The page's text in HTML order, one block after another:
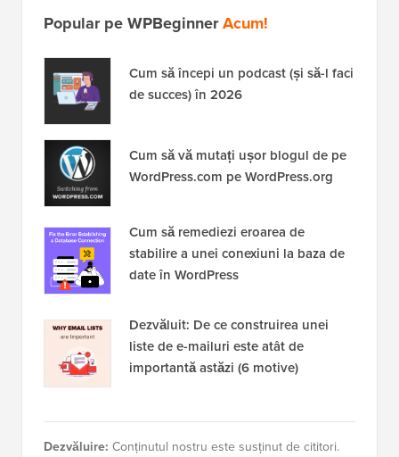
Popular pe WPBeginnerAcum!
Cum să începi un podcast (și să-l faci
de succes) în 2026
Cum să vă mutați ușor blogul de pe
WordPress.com pe WordPress.org
Cum să remediezi eroarea de
stabilire a unei conexiuni la baza de
date în WordPress
Dezvăluit: De ce construirea unei
liste de e-mailuri este atât de
importantă astăzi (6 motive)
Dezvăluire: Conținutul nostru este susținut de cititori.